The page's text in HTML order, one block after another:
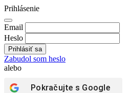
Prihlásenie
Email
Heslo
Zabudol som heslo
alebo
Pokračujte s Google